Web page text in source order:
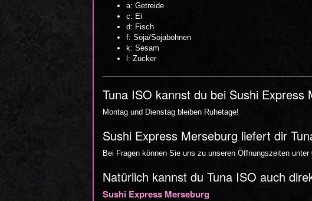
a: Getreide
c: Ei
d: Fisch
f: Soja/Sojabohnen
k: Sesam
l: Zucker
Tuna ISO kannst du bei Sushi
Montag und Dienstag bleiben Ruhetage!
Sushi Express Merseburg liefert dir
Bei Fragen können Sie uns zu unseren Öffnungszeiten
Natürlich kannst du Tuna ISO auch
Sushi Express Merseburg